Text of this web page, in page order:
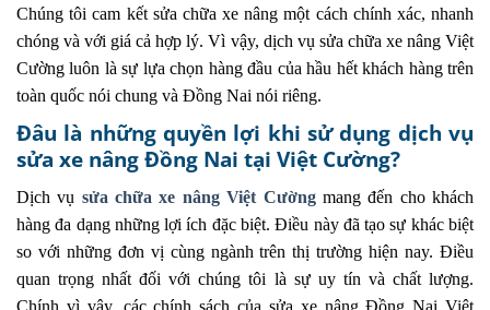
Chúng tôi cam kết sửa chữa xe nâng một cách chính xác, nhanh
chóng và với giá cả hợp lý. Vì vậy, dịch vụ sửa chữa xe nâng Việt
Cường luôn là sự lựa chọn hàng đầu của hầu hết khách hàng trên
toàn quốc nói chung và Đồng Nai nói riêng.
Đâu là những quyền lợi khi sử dụng dịch vụ
sửa xe nâng Đồng Nai tại Việt Cường?
Dịch vụ sửa chữa xe nâng Việt Cườngmang đến cho khách
hàng đa dạng những lợi ích đặc biệt. Điều này đã tạo sự khác biệt
so với những đơn vị cùng ngành trên thị trường hiện nay. Điều
quan trọng nhất đối với chúng tôi là sự uy tín và chất lượng.
Chính vì vậy, các chính sách của sửa xe nâng Đồng Nai Việt